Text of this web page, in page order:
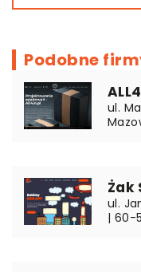
Podobne
ul.
Żak
ul.
| 60-